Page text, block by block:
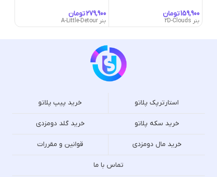
تومان
بنر 2D-Clouds
تومان
بنر A-Little-Detour
استارترپک پلاتو خرید پیپ پلاتو
خرید سکه پلاتو خرید گلد دومزدی
خرید مال دومزدی قوانین و مقررات
تماس با ما